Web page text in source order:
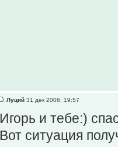
Луций 31 дек 2006, 19:57
Игорь и тебе:)
Вот ситуация